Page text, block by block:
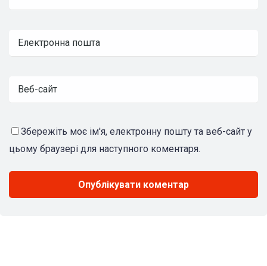
Збережіть моє ім'я, електронну пошту та веб-сайт у
цьому браузері для наступного коментаря.